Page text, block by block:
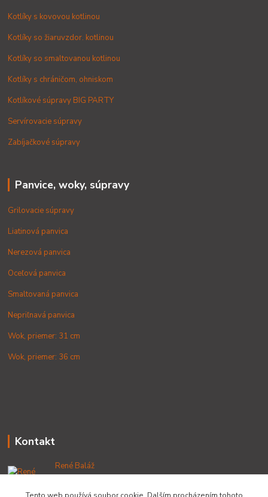
Kotlíky s kovovou kotlinou
Kotlíky so žiaruvzdor. kotlinou
Kotlíky so smaltovanou kotlinou
Kotlíky s chráničom, ohniskom
Kotlíkové súpravy BIG PARTY
Servírovacie súpravy
Zabíjačkové súpravy
Panvice, woky, súpravy
Grilovacie súpravy
Liatinová panvica
Nerezová panvica
Oceľová panvica
Smaltovaná panvica
Nepriľnavá panvica
Wok, priemer: 31 cm
Wok, priemer: 36 cm
Kontakt
René Baláž
+421 902 212 007
od 8:00 - do 16:00 hod